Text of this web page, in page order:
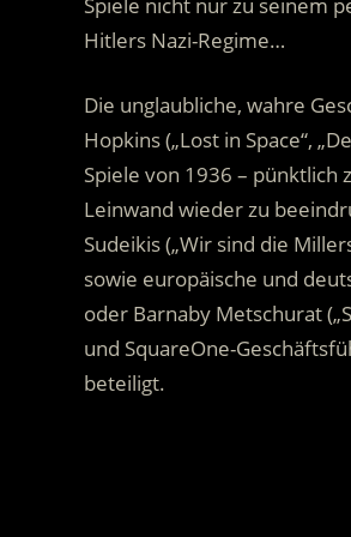
Hitlers Nazi-Regime…
Die unglaubliche, wahre
Hopkins („Lost in Space“,
Spiele von 1936 – pünktlich
Leinwand wieder zu
Sudeikis („Wir sind die
sowie europäische und
oder Barnaby Metschurat
und SquareOne-
beteiligt.